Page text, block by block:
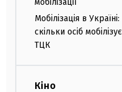
мобілізації
Мобілізація в Україні:
скільки осіб мобілізує
ТЦК
Кіно